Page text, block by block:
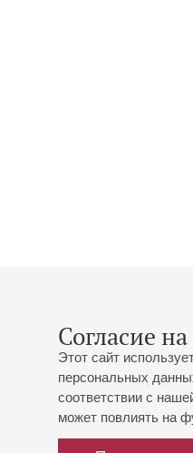
Согласие
Этот сайт
персональных
соответствии с
может повлиять на